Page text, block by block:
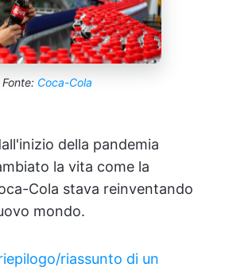
Fonte: Coca-Cola
della pandemia
la vita come la
Cola stava reinventando
mondo.
riassunto di un